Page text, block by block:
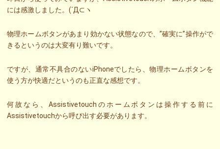
には感激しました。(´Д⊂ヽ
物理ホームボタンがあまり効かない状態なので、”確実に”操作がで
きるというのは大変有り難いです。
ですが、通常不具合のないiPhoneでしたら、物理ホームボタンを
使う方が快適だというのも正直な感想です。
何故なら、Assistivetouchのホームボタンは操作する前に
Assistivetouchから呼び出す必要があります。